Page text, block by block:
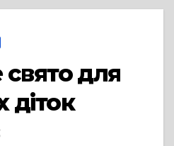
свято для
діток